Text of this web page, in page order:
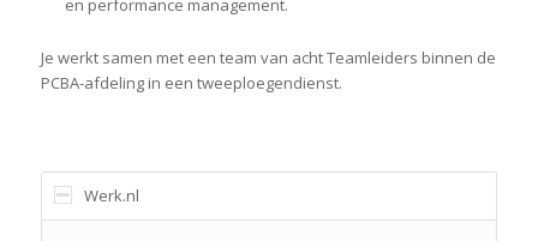
en performance management.
Je werkt samen met een team van acht Teamleiders binnen de
PCBA-afdeling in een tweeploegendienst.
Werk.nl